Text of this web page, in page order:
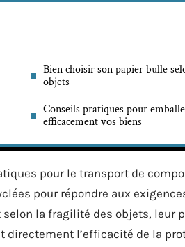
Bien choisir son papier bulle
objets
Conseils pratiques pour
efficacement vos biens
pour le transport de
pour répondre aux
la fragilité des objets, leur
directement l’efficacité de la